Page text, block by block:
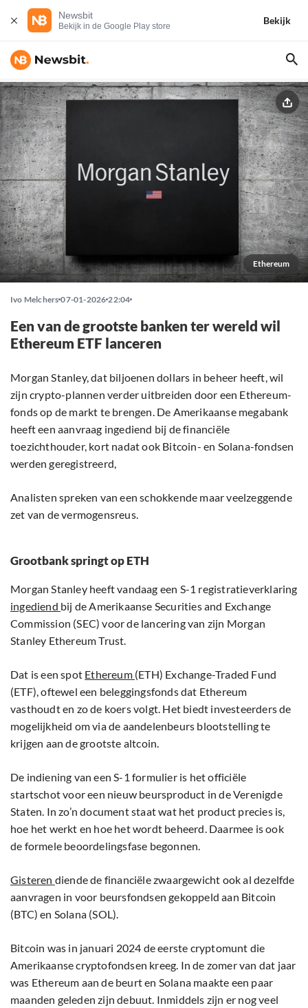
Newsbit
Bekijk in de Google Play store
Bekijk
Ethereum
Ivo Melchers 07-01-2026 22:04
Een van de grootste banken ter wereld wil
Ethereum ETF lanceren
Morgan Stanley, dat biljoenen dollars in beheer heeft, wil
zijn crypto-plannen verder uitbreiden door een Ethereum-
fonds op de markt te brengen. De Amerikaanse megabank
heeft een aanvraag ingediend bij de financiële
toezichthouder, kort nadat ook Bitcoin- en Solana-fondsen
werden geregistreerd,
Analisten spreken van een schokkende maar veelzeggende
zet van de vermogensreus.
Grootbank springt op ETH
Morgan Stanley heeft vandaag een S-1 registratieverklaring
ingediend bij de Amerikaanse Securities and Exchange
Commission (SEC) voor de lancering van zijn Morgan
Stanley Ethereum Trust.
Dat is een spot Ethereum (ETH) Exchange-Traded Fund
(ETF), oftewel een beleggingsfonds dat Ethereum
vasthoudt en zo de koers volgt. Het biedt investeerders de
mogelijkheid om via de aandelenbeurs blootstelling te
krijgen aan de grootste altcoin.
De indiening van een S-1 formulier is het officiële
startschot voor een nieuw beursproduct in de Verenigde
Staten. In zo’n document staat wat het product precies is,
hoe het werkt en hoe het wordt beheerd. Daarmee is ook
de formele beoordelingsfase begonnen.
Gisteren diende de financiële zwaargewicht ook al dezelfde
aanvragen in voor beursfondsen gekoppeld aan Bitcoin
(BTC) en Solana (SOL).
Bitcoin was in januari 2024 de eerste cryptomunt die
Amerikaanse cryptofondsen kreeg. In de zomer van dat jaar
was Ethereum aan de beurt en Solana maakte een paar
maanden geleden zijn debuut. Inmiddels zijn er nog veel